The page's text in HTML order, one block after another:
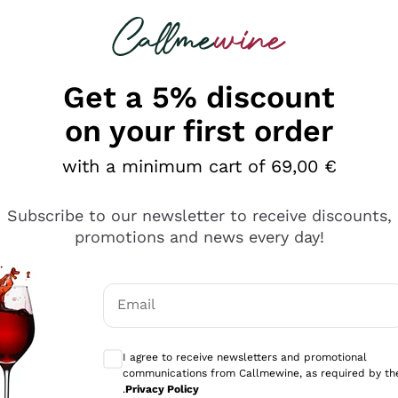
looking for
è male ma secondo me ci sono alternative che
Get a 5% discount
on your first order
with a minimum cart of 69,00 €
Subscribe to our newsletter to receive discounts,
promotions and news every day!
Email
I agree to receive newsletters and promotional
communications from Callmewine, as required by
.Privacy Policy